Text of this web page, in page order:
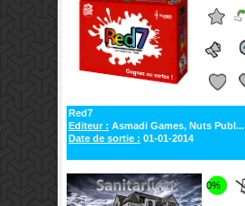
Red7
Editeur : Asmadi Games, Nuts Publ...
Date de sortie : 01-01-2014
0%